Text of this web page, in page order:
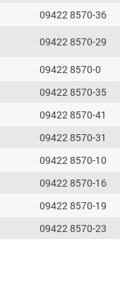
09422 8570-36
09422 8570-29
09422 8570-0
09422 8570-35
09422 8570-41
09422 8570-31
09422 8570-10
09422 8570-16
09422 8570-19
09422 8570-23